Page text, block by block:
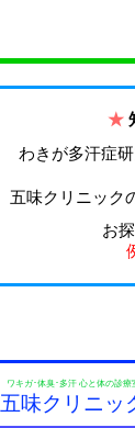
★
わきが多汗症
五味クリニック
お
ワキガ･体臭･多汗 心と体の診療
五味クリニッ